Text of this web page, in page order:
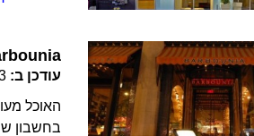
עודכן ב:
האוכל
בחשבון